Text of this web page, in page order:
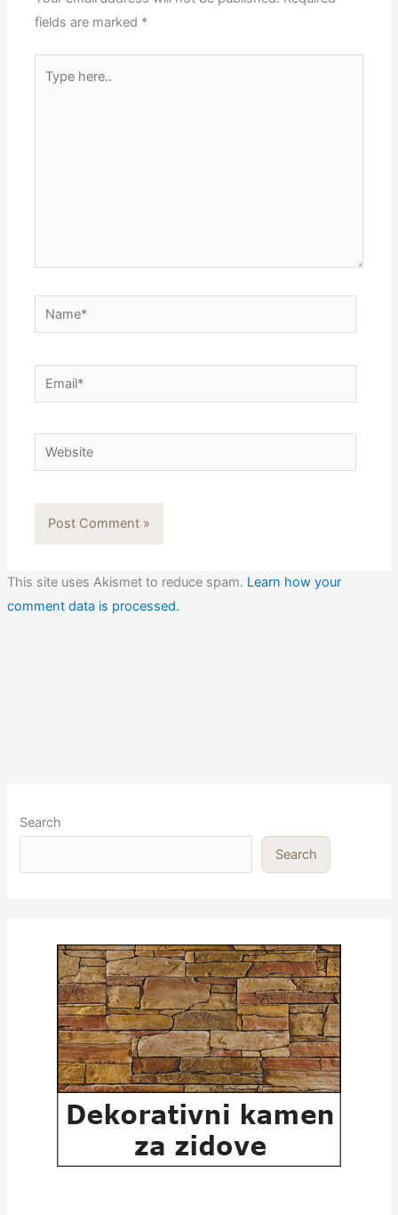
fields are marked *
here..
Name*
Email*
Website
This site uses Akismet to reduce spam. Learn how your
comment data is processed.
Search
Search